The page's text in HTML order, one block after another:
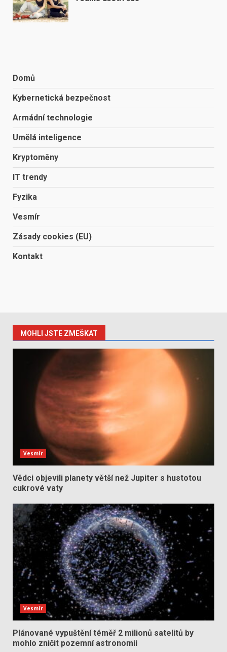
Domů
Kybernetická bezpečnost
Armádní technologie
Umělá inteligence
Kryptoměny
IT trendy
Fyzika
Vesmír
Zásady cookies (EU)
Kontakt
MOHLI JSTE ZMEŠKAT
Vesmír
Vědci objevili planety větší než Jupiter s hustotou
cukrové vaty
Vesmír
Plánované vypuštění téměř 2 milionů satelitů by
mohlo zničit pozemní astronomii